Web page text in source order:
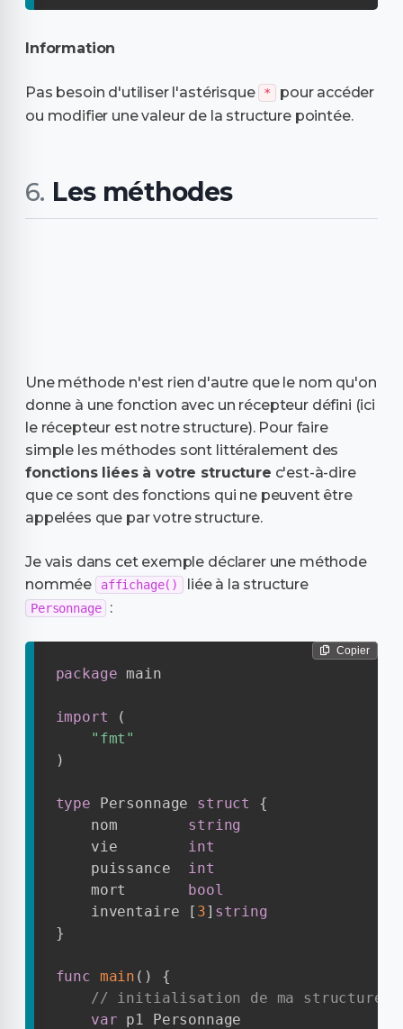
Information
Pas besoin d'utiliser l'astérisque *
pour accéder
ou modifier une valeur de la structure pointée.
Les méthodes
Une méthode n'est rien d'autre que le nom qu'on
donne à une fonction avec un récepteur défini (ici
le récepteur est notre structure). Pour faire
simple les méthodes sont littéralement des
fonctions liées à votre structure c'est-à-dire
que ce sont des fonctions qui ne peuvent être
appelées que par votre structure.
Je vais dans cet exemple déclarer une méthode
nommée
affichage() liée à la structure
Personnage :
Copier
package main
import
(
"fmt"
)
type Personnage struct
{
    nom
string
    vie
int
    puissance
int
    mort
bool
    inventaire
[ 3] string
}
func main ( )
{
// initialisation de ma structure
var p1 Personnage